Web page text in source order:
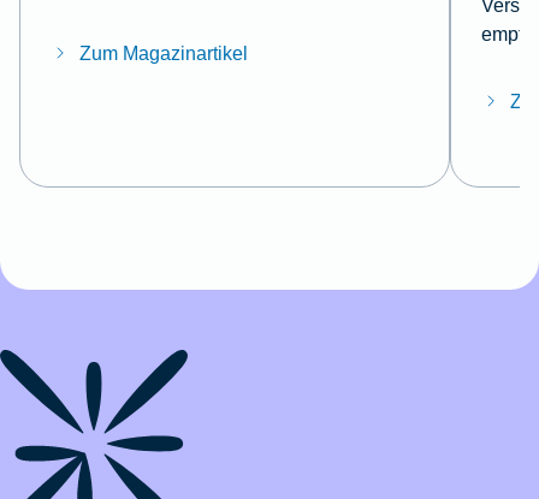
Zum Magazinartikel